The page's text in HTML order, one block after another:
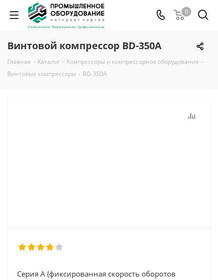
0
Винтовой компрессор BD-350A
Главная - Каталог - Компрессоры и компрессорное оборудование -
Винтовые компрессоры - BD-350A
Серия А (фиксированная скорость оборотов